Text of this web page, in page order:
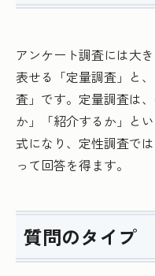
アンケート調査には大
表せる「定量調査」と
査」です。定量調査は
か」「紹介するか」と
式になり、定性調査で
って回答を得ます。
質問のタイプ